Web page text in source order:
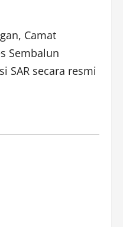
Camat
Sembalun
SAR secara resmi